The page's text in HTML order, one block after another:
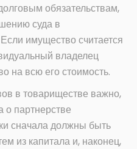
обязательствам,
суда в
имущество считается
владелец
на всю его стоимость.
в товариществе важно,
о партнерстве
сначала должны быть
из капитала и, наконец,